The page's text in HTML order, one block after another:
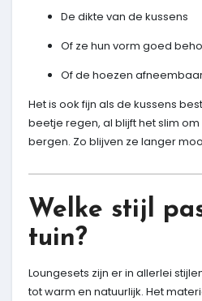
De dikte van de kussens
Of ze hun vorm goed
Of de hoezen
Het is ook fijn als de kussens
beetje regen, al blijft het slim
bergen. Zo blijven ze langer
Welke stijl
tuin?
Loungesets zijn er in allerlei
tot warm en natuurlijk. Het